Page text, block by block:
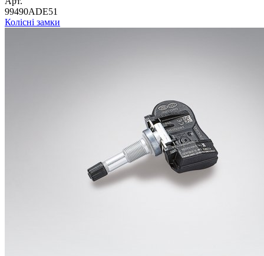
99490ADE51
Колісні замки